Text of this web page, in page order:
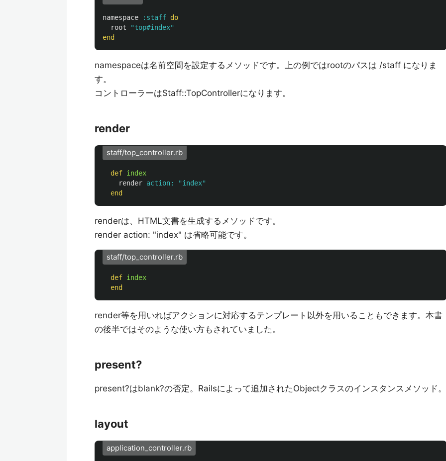
namespace :staff do
root
"top#index"
end
namespaceは名前空間を設定するメソッドです。上の例ではrootのパスは /staff になりま
す。
コントローラーはStaff::TopControllerになります。
render
staff/top_controller.rb
def index
render action:
"index"
end
renderは、HTML文書を生成するメソッドです。
render action: "index" は省略可能です。
staff/top_controller.rb
def index
end
render等を用いればアクションに対応するテンプレート以外を用いることもできます。本書
の後半ではそのような使い方もされていました。
present?
present?はblank?の否定。Railsによって追加されたObjectクラスのインスタンスメソッド。
layout
application_controller.rb